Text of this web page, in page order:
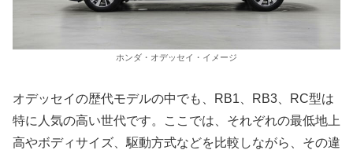
ホンダ・オデッセイ・イメージ
オデッセイの歴代モデルの中でも、RB1、RB3、RC型は
特に人気の高い世代です。ここでは、それぞれの最低地上
高やボディサイズ、駆動方式などを比較しながら、その違